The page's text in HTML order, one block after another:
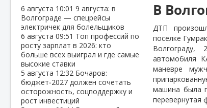
6 августа 10:01 9 августа: в
Волгограде — спецрейсы
электричек для болельщиков
6 августа 09:51 Топ профессий по
росту зарплат в 2026: кто
больше всех выиграл и где самые
высокие ставки
5 августа 12:32 Бочаров:
бюджет‑2027 должен сочетать
осторожность, соцподдержку и
рост инвестиций
В
ДТП
поселке
Волгограду,
автомобиля
маневре
машина была
перевернутая